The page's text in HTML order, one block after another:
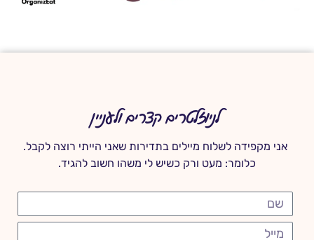
לניוזלטרים קצרים ולעניין
אני מקפידה לשלוח מיילים בתדירות שאני הייתי רוצה לקבל.
כלומר: מעט ורק כשיש לי משהו חשוב להגיד.